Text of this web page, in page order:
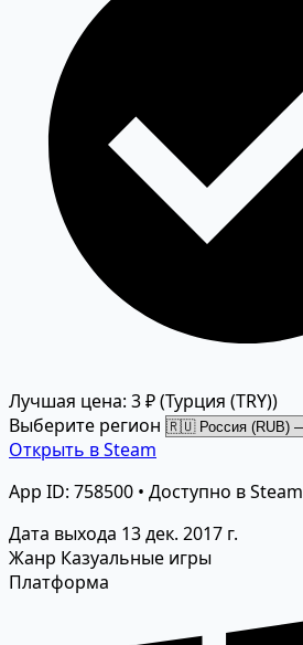
Лучшая цена: 3 ₽(Турция (TRY))
Выберите регион
Открыть в Steam
App ID: 758500 • Доступно в Steam
Дата выхода 13 дек. 2017 г.
Жанр Казуальные игры
Платформа